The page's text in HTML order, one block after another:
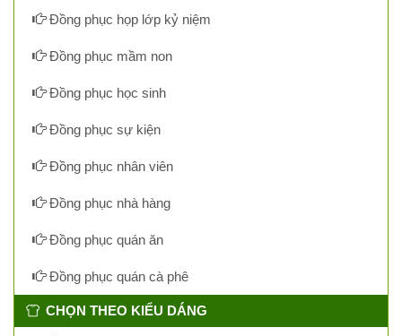
Đồng phục họp lớp kỷ niệm
Đồng phục mầm non
Đồng phục học sinh
Đồng phục sự kiện
Đồng phục nhân viên
Đồng phục nhà hàng
Đồng phục quán ăn
Đồng phục quán cà phê
CHỌN THEO KIỂU DÁNG